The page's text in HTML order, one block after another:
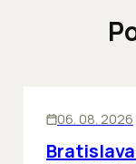
06. 08. 2026